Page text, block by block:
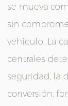
se mueva
sin
vehículo. La
centrales
seguridad, la
conversión,